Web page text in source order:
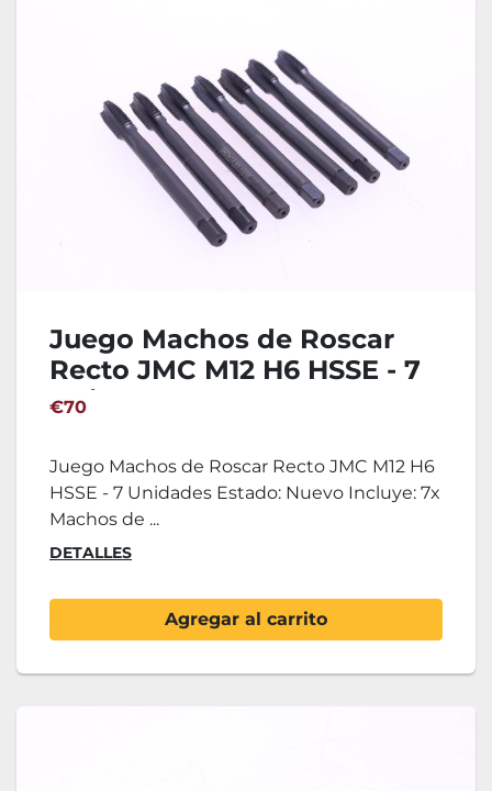
Juego Machos de Roscar
Recto JMC M12 H6 HSSE - 7
Unidades
€70
Juego Machos de Roscar Recto JMC M12 H6
HSSE - 7 Unidades Estado: Nuevo Incluye: 7x
Machos de ...
DETALLES
Agregar al carrito